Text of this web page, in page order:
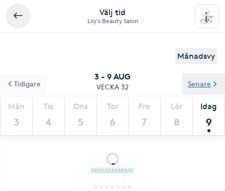
Välj tid
Lily's Beauty Salon
Månadsvy
3 - 9 AUG
VECKA 32
Mån
3
Tis
4
Ons
5
Tor
6
Fre
7
Lör
8
Idag
9
Tidigare Senare